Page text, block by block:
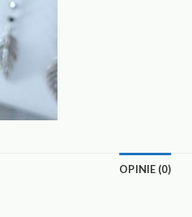
OPINIE (0)